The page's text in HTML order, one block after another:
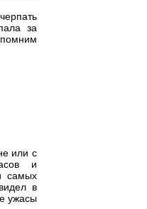
за
или с
и
самых
в
ужасы